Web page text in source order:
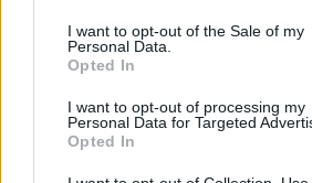
I want to opt-out of the Sale of my
Personal Data.
Opted In
I want to opt-out of processing my
Personal Data for Targeted
Opted In
renta de puntos para el CERT-
Alejandro Rodríguez y Miguel
el fin de semana de su estreno